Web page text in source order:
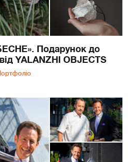
Подарунок до
YALANZHI OBJECTS